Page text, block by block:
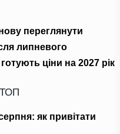
переглянути
липневого
ціни на 2027 рік
ТОП
як привітати